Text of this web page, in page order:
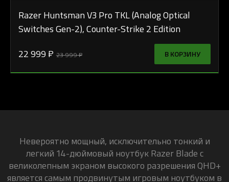
Razer Huntsman V3 Pro TKL (Analog Optical
Switches Gen-2), Counter-Strike 2 Edition
22 999 ₽ 23 999 ₽ В КОРЗИНУ
Невероятно мощный, исключительно тонкий и
легкий 14-дюймовый ноутбук Razer Blade с
великолепным экраном высокого разрешения QHD+
является самым продвинутым игровым ноутбуком в